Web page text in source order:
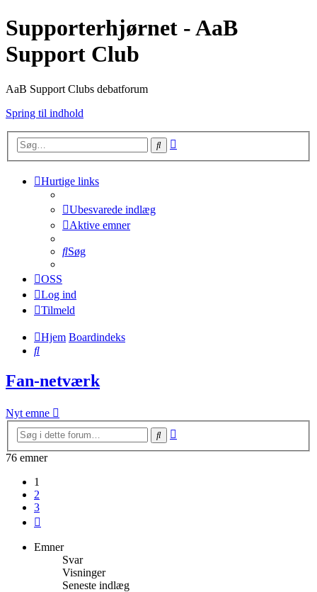
Supporterhjørnet - AaB
Support Club
AaB Support Clubs debatforum
Spring til indhold
Søg
Hurtige links
Ubesvarede indlæg
Aktive emner
Søg
OSS
Log ind
Tilmeld
Hjem Boardindeks
Søg
Fan-netværk
Nyt emne
Søg
76 emner
1
2
3
Emner
Svar
Visninger
Seneste indlæg